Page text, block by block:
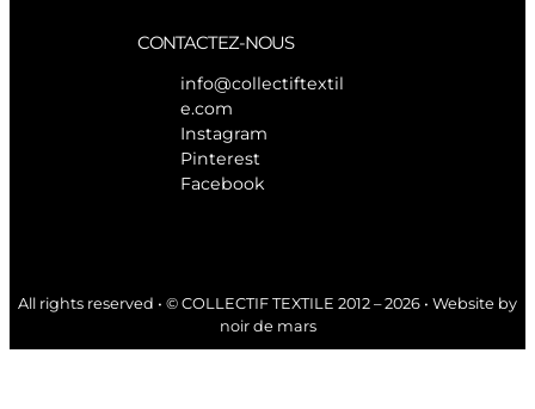
CONTACTEZ-NOUS
info@collectiftextil
e.com
Instagram
Pinterest
Facebook
All rights reserved • © COLLECTIF TEXTILE 2012 – 2026 • Website by
noir de mars